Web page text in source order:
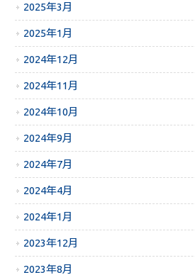
2025年3月
2025年1月
2024年12月
2024年11月
2024年10月
2024年9月
2024年7月
2024年4月
2024年1月
2023年12月
2023年8月